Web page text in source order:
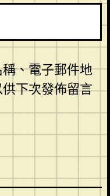
、電子郵件地
下次發佈留言